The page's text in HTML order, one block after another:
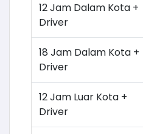
12 Jam Dalam Kota +
Driver
18 Jam Dalam Kota +
Driver
12 Jam Luar Kota +
Driver